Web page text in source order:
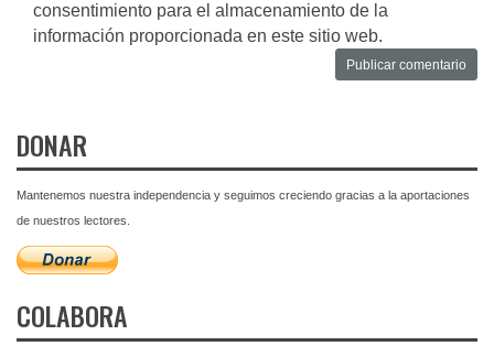
consentimiento para el almacenamiento de la
información proporcionada en este sitio web.
DONAR
Mantenemos nuestra independencia y seguimos creciendo gracias a la aportaciones
de nuestros lectores.
COLABORA